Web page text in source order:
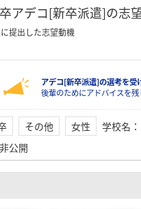
投稿する
ランキン
Vote
投票する
注目の企
アデコ[新卒派遣]の志
提出した志望動機
アデコ[新卒派遣]の選考を受
後輩のためにアドバイスを
その他 女性 学校名 ：
非公開